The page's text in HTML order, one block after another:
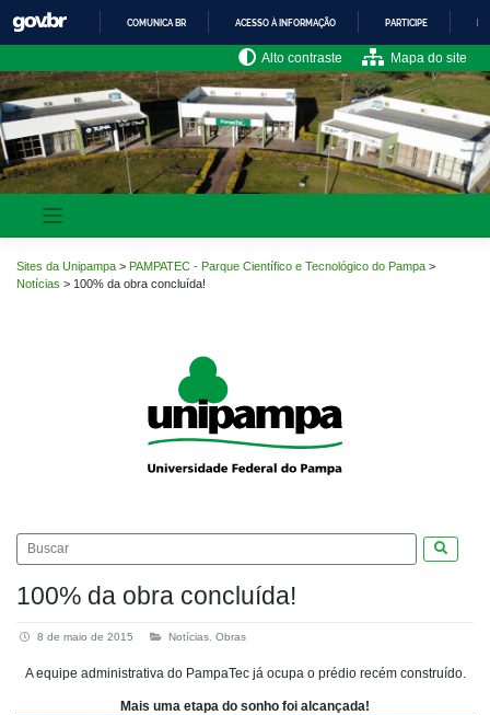
para
o
conteúdo
IR
PARA
O
CONTEÚDO
COMUNICA BR ACESSO À INFORMAÇÃO PARTICIPE
Alto contraste Mapa do site
Sites da Unipampa > PAMPATEC - Parque Científico e Tecnológico do Pampa >
Notícias > 100% da obra concluída!
100% da obra concluída!
8 de maio de 2015 Notícias Obras
A equipe administrativa do PampaTec já ocupa o prédio recém construído.
Mais uma etapa do sonho foi alcançada!